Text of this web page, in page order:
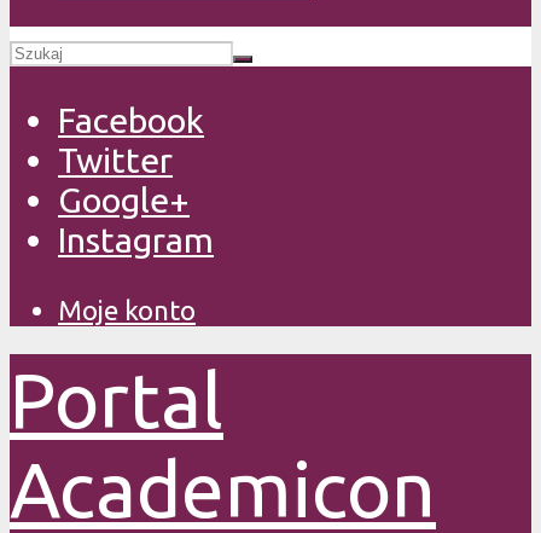
Facebook
Twitter
Google+
Instagram
Moje konto
Portal
Academicon